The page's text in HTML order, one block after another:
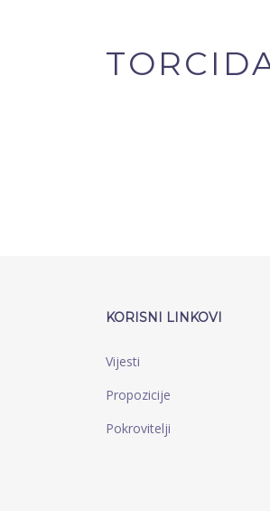
KORISNI LINKOVI
Vijesti
Propozicije
Pokrovitelji